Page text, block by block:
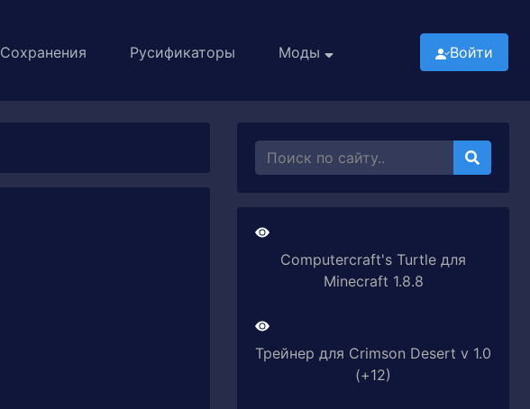
Сохранения Русификаторы Моды Войти
Computercraft's Turtle для
Minecraft 1.8.8
Трейнер для Crimson Desert v 1.0
(+12)